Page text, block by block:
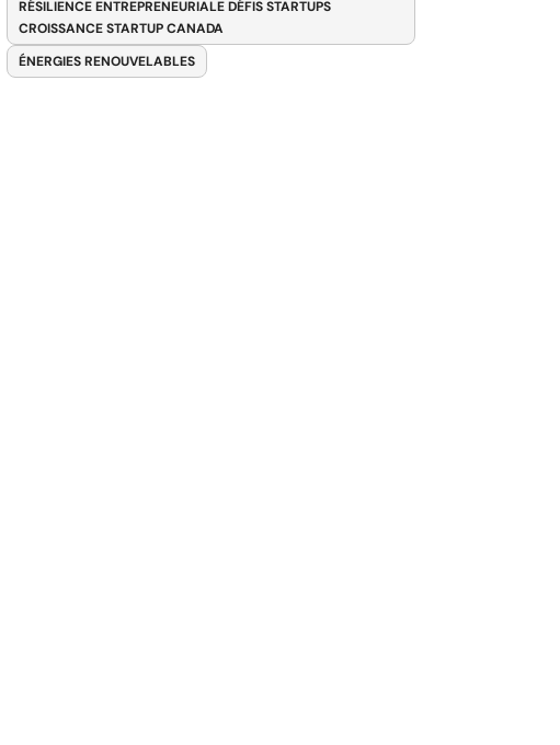
RÉSILIENCE ENTREPRENEURIALE DÉFIS STARTUPS
CROISSANCE STARTUP CANADA
ÉNERGIES RENOUVELABLES